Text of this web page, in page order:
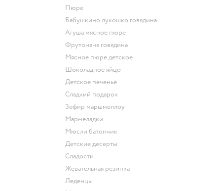
пюре
бабушкино лукошко говядина
агуша мясное пюре
фрутоняня говядина
мясное пюре детское
шоколадное яйцо
детское печенье
сладкий подарок
зефир маршмеллоу
мармеладки
мюсли батончик
детские десерты
сладости
жевательная резинка
леденцы